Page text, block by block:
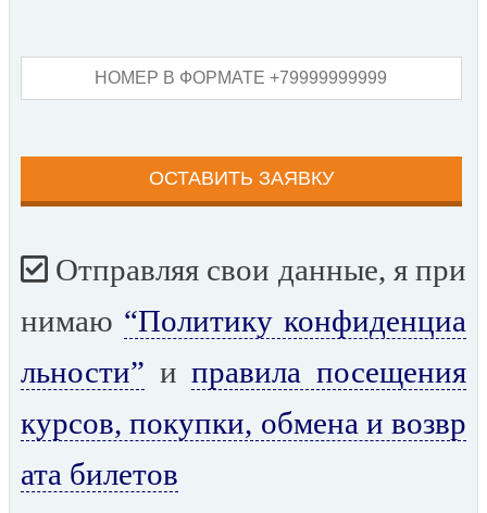
Отправляя свои данные, я при
нимаю “Политику конфиденциа
льности” иправила посещения
курсов, покупки, обмена и возвр
ата билетов